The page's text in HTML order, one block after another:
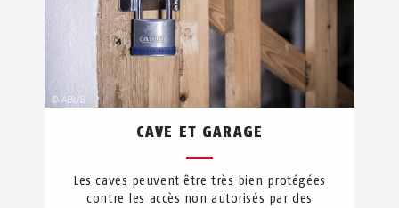
CAVE ET GARAGE
Les caves peuvent être très bien protégées
contre les accès non autorisés par des